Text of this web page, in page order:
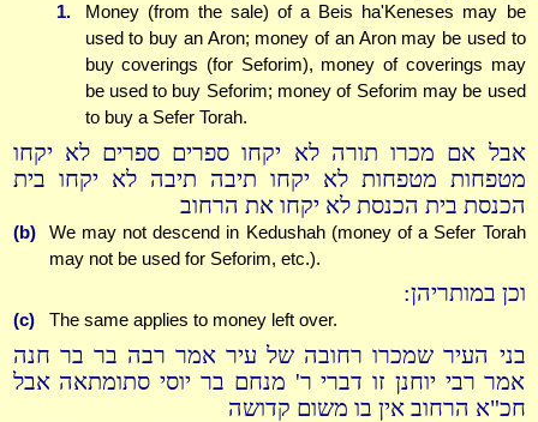
1.
Money (from the sale) of a Beis ha'Keneses may be
used to buy an Aron; money of an Aron may be used to
buy coverings (for Seforim), money of coverings may
be used to buy Seforim; money of Seforim may be used
to buy a Sefer Torah.
אבל אם מכרו תורה לא יקחו ספרים ספרים לא יקחו
מטפחות מטפחות לא יקחו תיבה תיבה לא יקחו בית
הכנסת בית הכנסת לא יקחו את הרחוב
(b)
We may not descend in Kedushah (money of a Sefer Torah
may not be used for Seforim, etc.).
וכן במותריהן:
(c) The same applies to money left over.
בני העיר שמכרו רחובה של עיר אמר רבה בר בר חנה
אמר רבי יוחנן זו דברי ר' מנחם בר יוסי סתומתאה אבל
חכ"א הרחוב אין בו משום קדושה